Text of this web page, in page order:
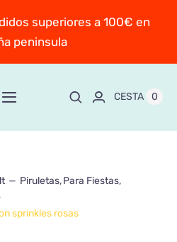
superiores a 100€ en
peninsula
Toggle
Sobre Mayte
CESTA 0
Piruletas Para Fiestas
sprinkles rosas